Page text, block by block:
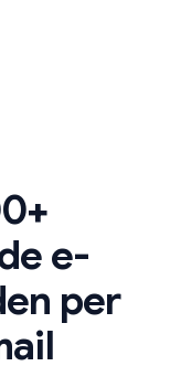
e-
per